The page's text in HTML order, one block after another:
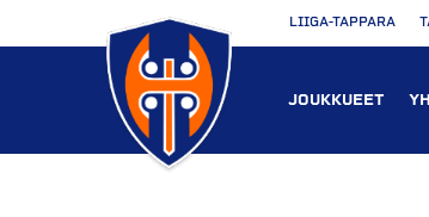
LIIGA-TAPPARA
JOUKKUEET